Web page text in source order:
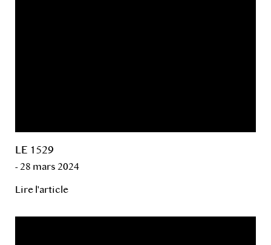
LE 1529
- 28 mars 2024
Lire l'article